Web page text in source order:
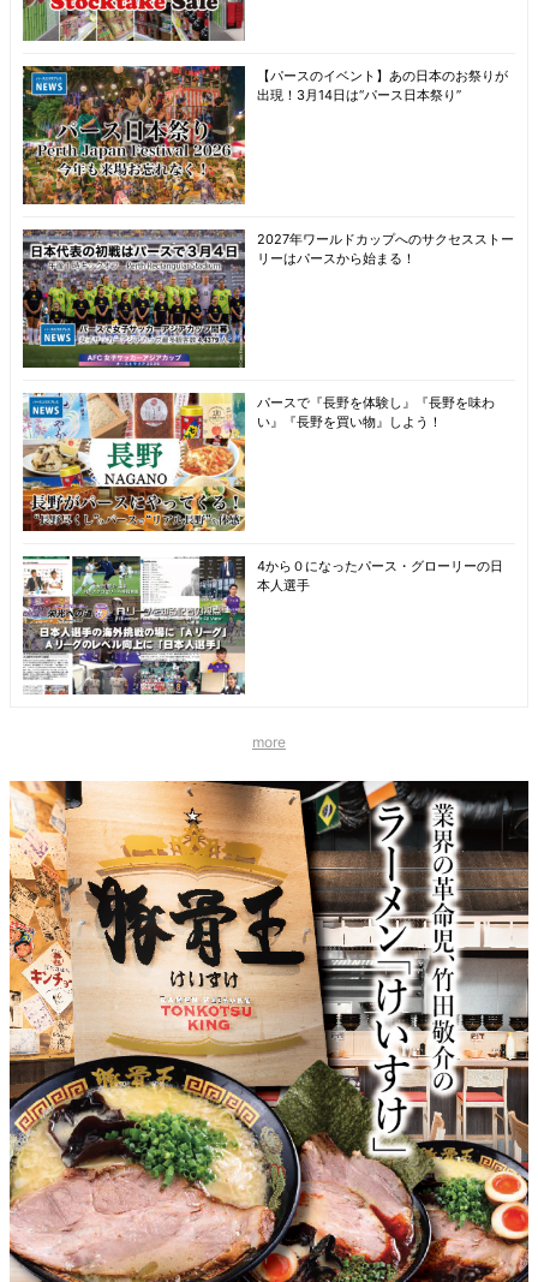
【パースのイベント】あの日本のお祭りが
出現！3月14日は“パース日本祭り”
2027年ワールドカップへのサクセスストー
リーはパースから始まる！
パースで『長野を体験し』『長野を味わ
い』『長野を買い物』しよう！
4から０になったパース・グローリーの日
本人選手
more